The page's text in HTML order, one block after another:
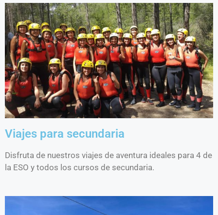
Viajes para secundaria
Disfruta de nuestros viajes de aventura ideales para 4 de
la ESO y todos los cursos de secundaria.